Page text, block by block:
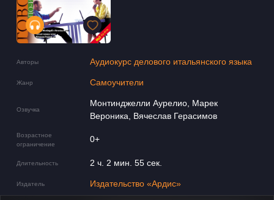
Авторы Аудиокурс делового итальянского языка
Жанр Самоучители
Озвучка
Монтинджелли Аурелио, Марек
Вероника, Вячеслав Герасимов
Возрастное
ограничение
0+
Длительность 2 ч. 2 мин. 55 сек.
Издатель Издательство «Ардис»